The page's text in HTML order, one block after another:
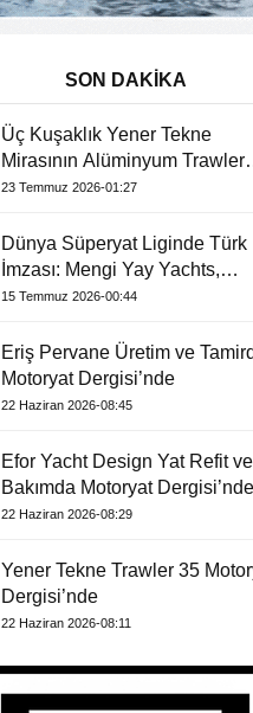
SON DAKİKA
Üç Kuşaklık Yener Tekne
Mirasının Alüminyum Trawler
Yorumu
23 Temmuz 2026-01:27
Dünya Süperyat Liginde Türk
İmzası: Mengi Yay Yachts,
Amphib II’yi Denize İndirdi
15 Temmuz 2026-00:44
Eriş Pervane Üretim ve
Motoryat Dergisi’nde
22 Haziran 2026-08:45
Efor Yacht Design Yat Refit ve
Bakımda Motoryat Dergisi’nde
22 Haziran 2026-08:29
Yener Tekne Trawler 35
Dergisi’nde
22 Haziran 2026-08:11